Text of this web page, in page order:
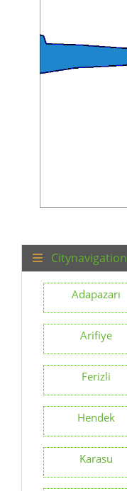
Citynavigation
Adapazarı
Arifiye
Ferizli
Hendek
Karasu